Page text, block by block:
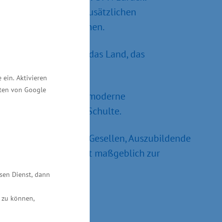
ein. Aktivieren
von Google
Dienst, dann
können,
mit zusätzlichen
entstehen.
werden durch das Land, das
getragen.
Land und schaffen moderne
Staatssekretär Schulte.
für Meister, Gesellen, Auszubildende
1990 und trägt damit maßgeblich zur